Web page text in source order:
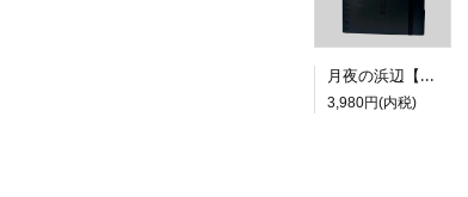
月夜の浜辺【特装版】
3,980円(内税)